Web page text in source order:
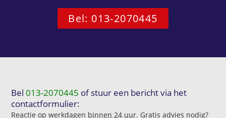
Bel: 013-2070445
Bel013-2070445 of stuur een bericht via het
contactformulier:
Reactie op werkdagen binnen 24 uur. Gratis advies nodig?